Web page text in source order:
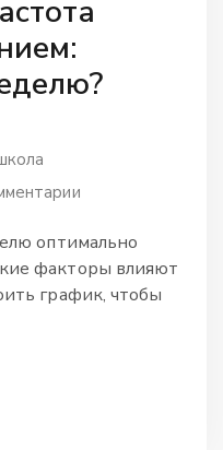
оптимально
факторы влияют
график, чтобы